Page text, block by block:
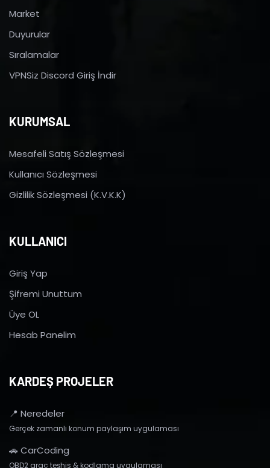
Market
Duyurular
Sıralamalar
VPNSiz Discord Giriş İndir
KURUMSAL
Mesafeli Satış Sözleşmesi
Kullanıcı Sözleşmesi
Gizlilik Sözleşmesi (K.V.K.K)
KULLANICI
Giriş Yap
Şifremi Unuttum
Üye OL
Hesab Panelim
KARDEŞ PROJELER
📍 Neredeler
Gerçek zamanlı konum paylaşım uygulaması
🚗 CarCoding
OBD2 araç teşhis & kodlama uygulaması